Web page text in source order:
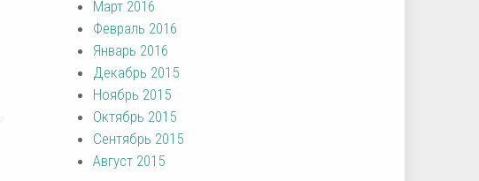
Март 2016
Февраль 2016
Январь 2016
Декабрь 2015
Ноябрь 2015
Октябрь 2015
Сентябрь 2015
Август 2015